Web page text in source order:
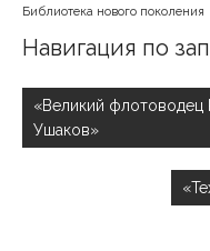
Библиотека нового поколения
Навигация по
«Великий
Ушаков»